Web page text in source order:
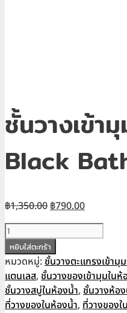
ชั้นวางเข้
Black
฿1,350.00 Original
price
was:
฿1,350.00.
฿790.00Current
price
is:
จำนวน
ชั้น
วาง
เข้า
มุม
ห้องน้ำ
หยิบใส่ตะกร้า
หมวดหมู่:ชั้นวางตะแกรงเข้า
แตนเลส, ชั้นวางของเข้ามุมในห้
ชั้นวางสบู่ในห้องน้ำ, ชั้นวางห้อ
ที่วางของในห้องน้ำ, ที่วางของ